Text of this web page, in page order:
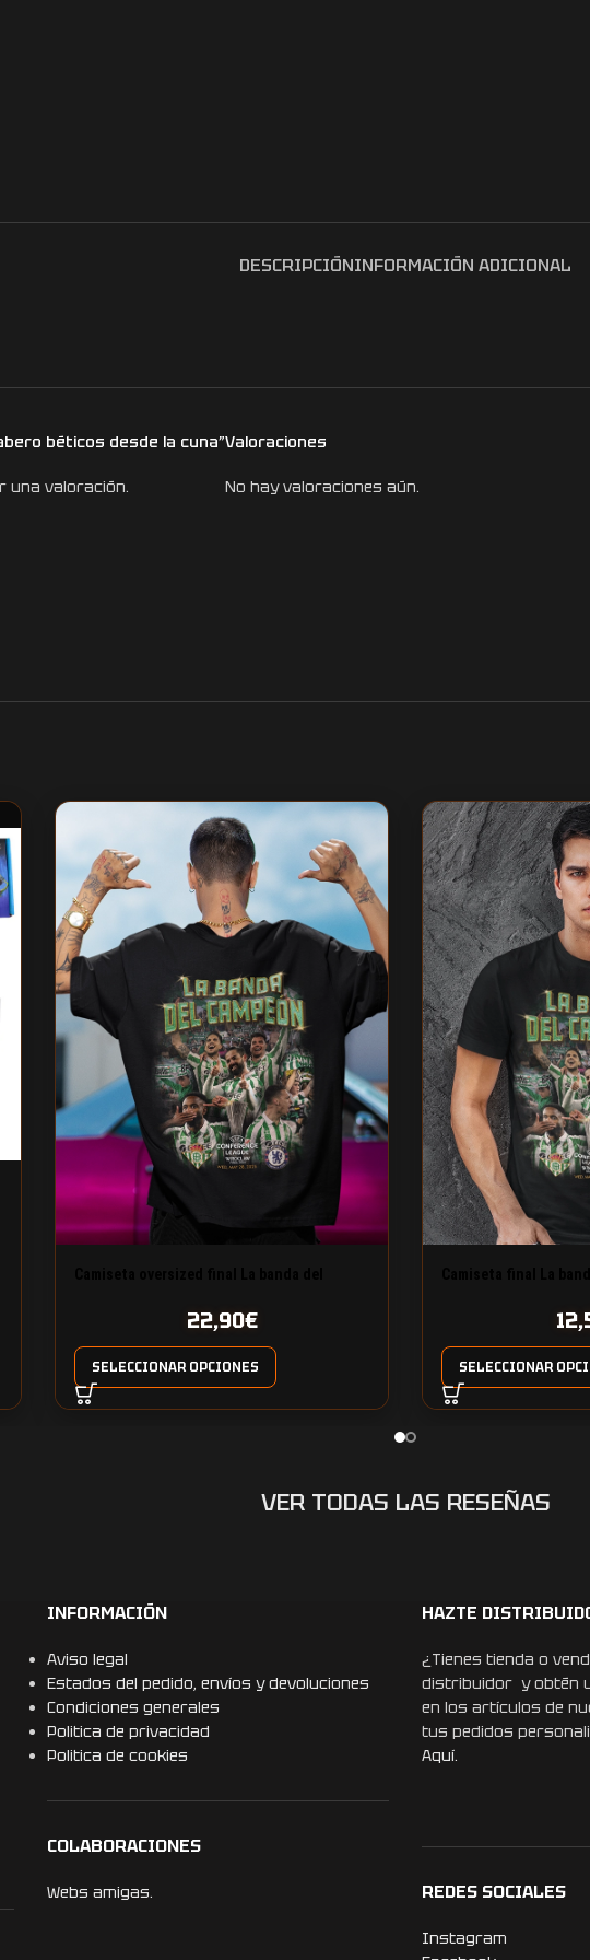
DESCRIPCIÓNINFORMACIÓN ADICIONAL
Valoraciones
No hay valoraciones aún.
béticos desde la cuna”
una valoración.
22,90€
SELECCIONAR OPCIONES SELECCIONAR
VER TODAS LAS RESEÑAS
INFORMACIÓN
Aviso legal
Estados del pedido, envíos y devoluciones
Condiciones generales
Politica de privacidad
Politica de cookies
COLABORACIONES
Webs amigas.
HAZTE
¿Tienes tienda o
distribuidor y obtén
en los artículos de
tus pedidos
Aquí.
REDES SOCIALES
Instagram